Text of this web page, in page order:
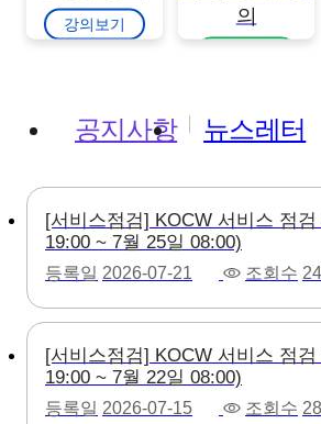
강의보기
의
공지사항 뉴스레터
[서비스점검] KOCW 서비스 점
19:00 ~ 7월 25일 08:00)
등록일 2026-07-21 조회수
[서비스점검] KOCW 서비스 점
19:00 ~ 7월 22일 08:00)
등록일 2026-07-15 조회수